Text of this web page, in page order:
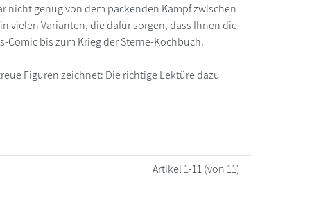
nicht genug von dem packenden Kampf zwischen
vielen Varianten, die dafür sorgen, dass Ihnen die
Comic bis zum Krieg der Sterne-Kochbuch.
Figuren zeichnet: Die richtige Lektüre dazu
Artikel1-11(von 11)